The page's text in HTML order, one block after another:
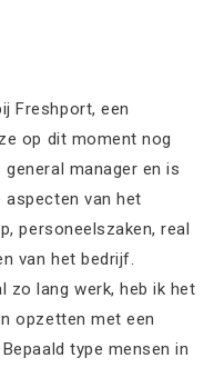
Freshport, een
op dit moment nog
manager en is
aspecten van het
personeelszaken, real
van het bedrijf.
zo lang werk, heb ik het
opzetten met een
type mensen in